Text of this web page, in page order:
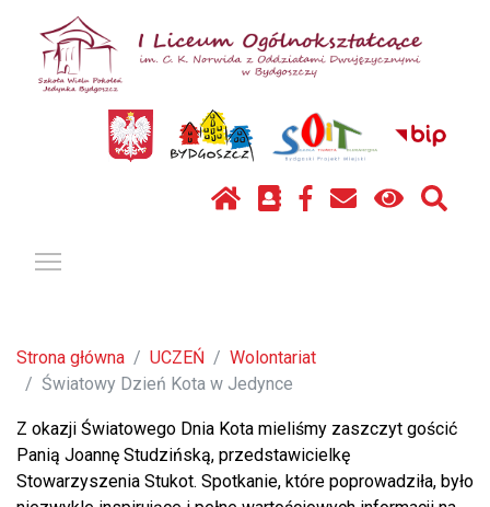
Strona główna UCZEŃ
Wolontariat
Światowy Dzień Kota w Jedynce
Z okazji Światowego Dnia Kota mieliśmy zaszczyt gościć
Panią Joannę Studzińską, przedstawicielkę
Stowarzyszenia Stukot. Spotkanie, które poprowadziła, było